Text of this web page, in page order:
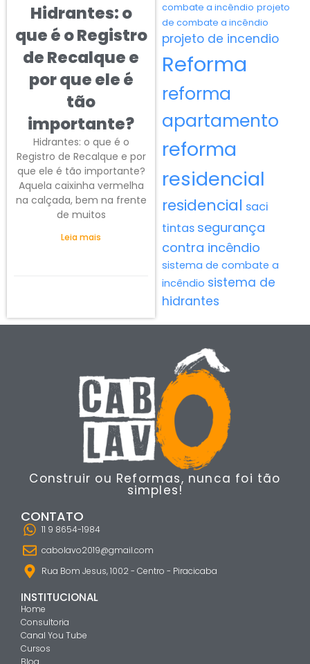
Hidrantes: o
que é o Registro
de Recalque e
por que ele é
tão
importante?
Hidrantes: o que é o
Registro de Recalque e por
que ele é tão importante?
Aquela caixinha vermelha
na calçada, bem na frente
de muitos
Leia mais
combate a incêndio projeto
de combate a incêndio
projeto de incendio
Reforma
reforma
apartamento
reforma
residencial
residencial saci
tintas segurança
contra incêndio
sistema de combate a
incêndio sistema de
hidrantes
Construir ou Reformas, nunca foi tão
simples!
CONTATO
11 9 8654-1984
cabolavo2019@gmail.com
Rua Bom Jesus, 1002 - Centro - Piracicaba
INSTITUCIONAL
Home
Consultoria
Canal You Tube
Cursos
Blog